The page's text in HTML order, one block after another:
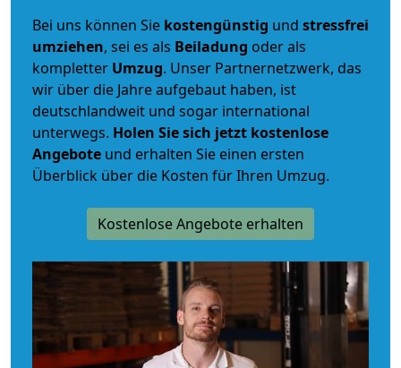
Bei uns können Sie kostengünstig und stressfrei
umziehen, sei es als Beiladung oder als
kompletter Umzug. Unser Partnernetzwerk, das
wir über die Jahre aufgebaut haben, ist
deutschlandweit und sogar international
unterwegs. Holen Sie sich jetzt kostenlose
Angebote und erhalten Sie einen ersten
Überblick über die Kosten für Ihren Umzug.
Kostenlose Angebote erhalten